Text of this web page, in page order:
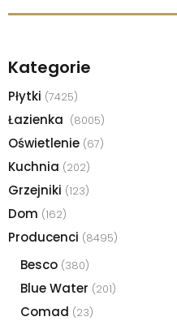
Kategorie
Płytki (7425)
Łazienka (8005)
Oświetlenie (67)
Kuchnia (202)
Grzejniki (123)
Dom (162)
Producenci (8495)
Besco (380)
Blue Water (201)
Comad (23)